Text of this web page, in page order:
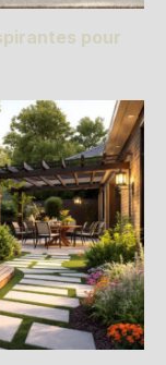
pour